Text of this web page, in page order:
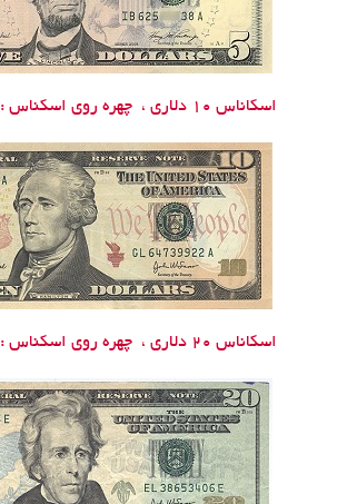
اسکاناس 10 دلاری ، چهره روی اسکناس :
اسکاناس 20 دلاری ، چهره روی اسکناس :